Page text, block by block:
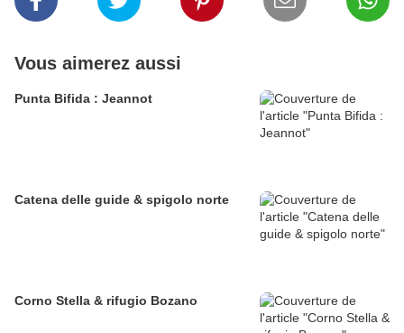
Vous aimerez aussi
Punta Bifida : Jeannot
Catena delle guide & spigolo norte
Corno Stella & rifugio Bozano